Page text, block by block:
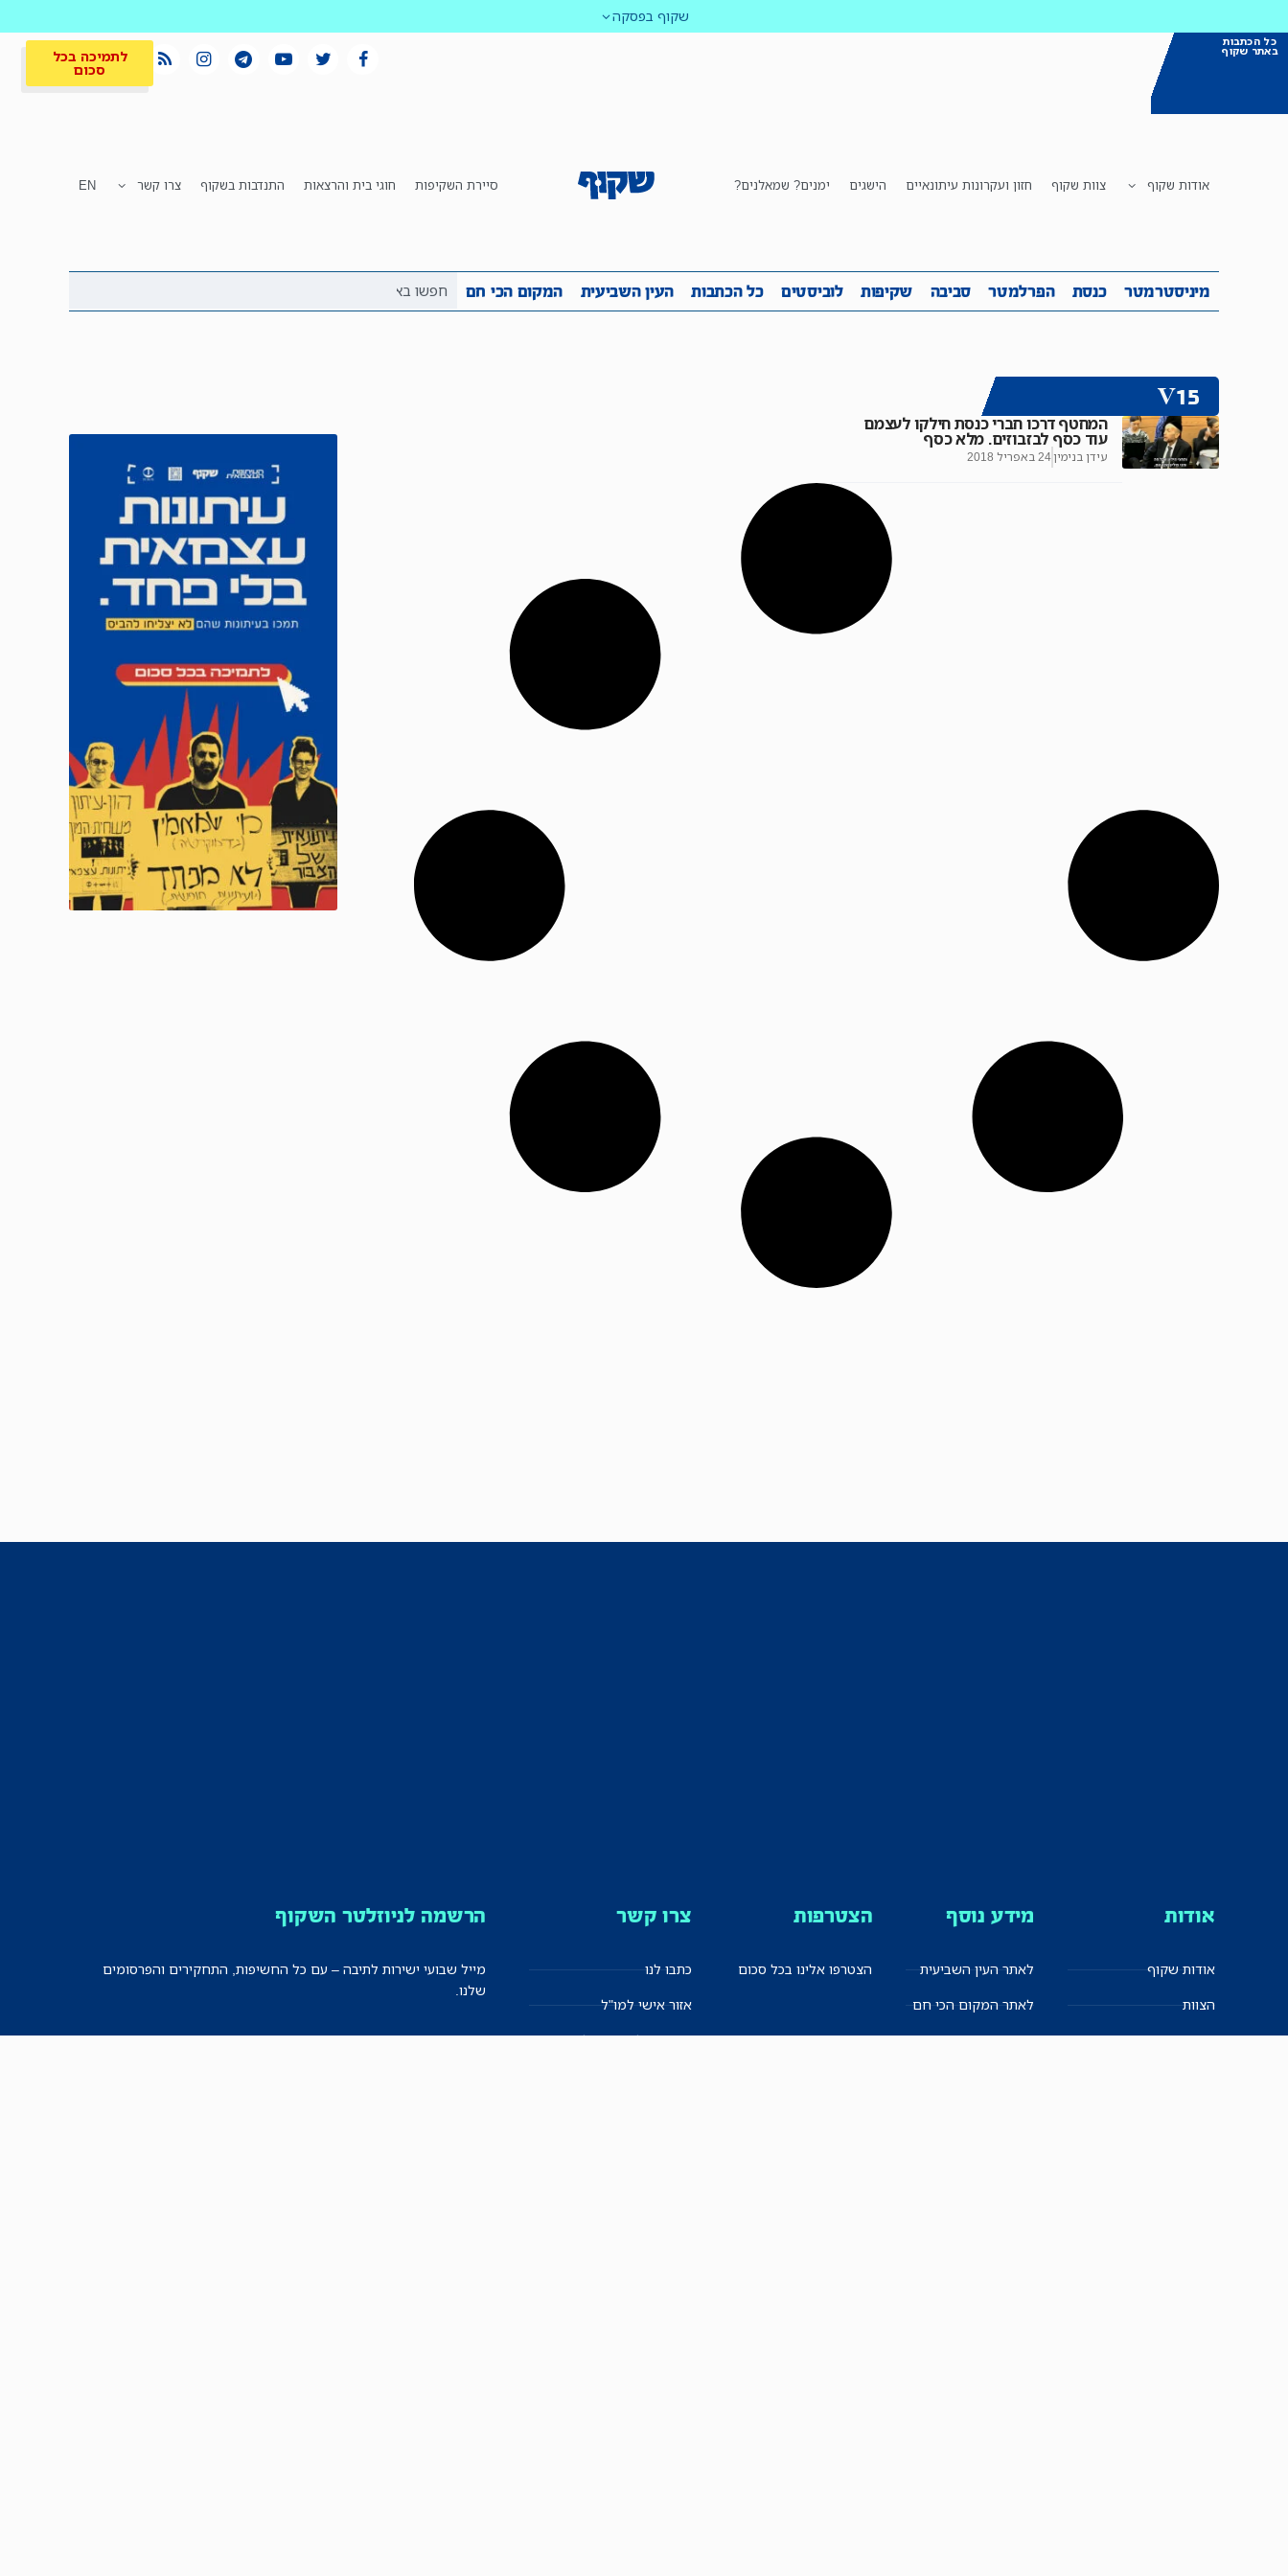
שקוף בפסקה
כל הכתבות
באתר שקוף לתמיכה בכל
סכום
אודות שקוף צוות שקוף חזון ועקרונות עיתונאיים הישגים ימנים? שמאלנים? סיירת השקיפות חוגי בית והרצאות התנדבות בשקוף צרו קשר EN
מיניסטרמטר כנסת הפרלמטר סביבה שקיפות לוביסטים כל הכתבות העין השביעית המקום הכי חם
מיניסטרמטר כנסת הפרלמטר סביבה שקיפות לוביסטים כל הכתבות העין השביעית המקום הכי חם לתמיכה בכל
V15
המחטף דרכו חברי כנסת חילקו לעצמם
עוד כסף לבזבוזים. מלא כסף
עידן בנימין24 באפריל 2018
אודות
אודות שקוף
הצוות
הישגים
מידע נוסף
לאתר העין השביעית
לאתר המקום הכי חם
שקיפות עצמית
הצטרפות
הצטרפו אלינו בכל סכום
צרו קשר
כתבו לנו
אזור אישי למו"ל
תיבת הדלפות (מייל אדום)
הרשמה לניוזלטר השקוף
מייל שבועי ישירות לתיבה – עם כל החשיפות, התחקירים והפרסומים
שלנו.